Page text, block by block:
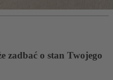
zadbać o stan Twojego